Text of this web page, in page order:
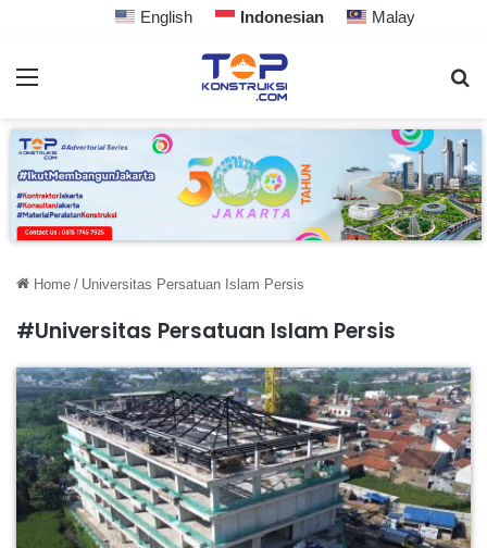
English Indonesian Malay
Home / Universitas Persatuan Islam Persis
#Universitas Persatuan Islam Persis